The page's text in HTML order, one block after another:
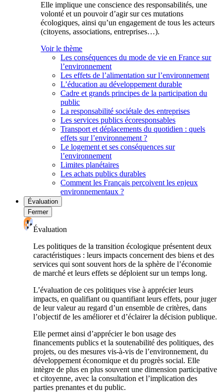
Elle implique une conscience des responsabilités, une
volonté et un pouvoir d’agir sur ces mutations
écologiques, ainsi qu’un engagement de tous les acteurs
(citoyens, associations, entreprises…).
Voir le thème
Les conséquences du mode de vie en France sur
l’environnement
Les effets de l’alimentation sur l’environnement
L’éducation au développement durable
Cadre et grands principes de la participation du
public
La responsabilité sociétale des entreprises
Les services publics écoresponsables
Transport et déplacements du quotidien : quels
effets sur l’environnement ?
Le logement et ses conséquences sur
l’environnement
Limites planétaires
Les achats publics durables
Comment les Français perçoivent les enjeux
environnementaux ?
Évaluation
Fermer
Évaluation
Les politiques de la transition écologique présentent deux
caractéristiques : leurs impacts concernent des biens et des
services qui sont souvent hors de la sphère de l’économie
de marché et leurs effets se déploient sur un temps long.
L’évaluation de ces politiques vise à apprécier leurs
impacts, en qualifiant ou quantifiant leurs effets, pour juger
de leur valeur au regard d’un ensemble de critères, dans
l’objectif de les améliorer et d’éclairer la décision publique.
Elle permet ainsi d’apprécier le bon usage des
financements publics et la soutenabilité des politiques, des
projets, ou des mesures vis-à-vis de l’environnement, du
développement économique et du progrès social. Elle
intègre de plus en plus souvent une dimension participative
et citoyenne, avec la consultation et l’implication des
parties prenantes et du public.